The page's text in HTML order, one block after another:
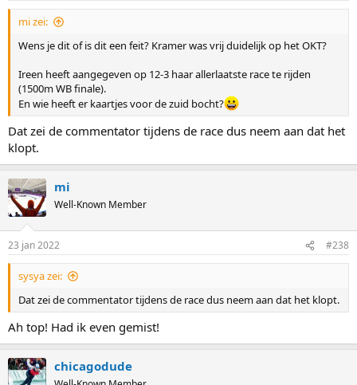
mi zei:
Wens je dit of is dit een feit? Kramer was vrij duidelijk op het OKT?
Ireen heeft aangegeven op 12-3 haar allerlaatste race te rijden
(1500m WB finale).
En wie heeft er kaartjes voor de zuid bocht?
Dat zei de commentator tijdens de race dus neem aan dat het
klopt.
mi
Well-Known Member
23 jan 2022 #238
sysya zei:
Dat zei de commentator tijdens de race dus neem aan dat het klopt.
Ah top! Had ik even gemist!
chicagodude